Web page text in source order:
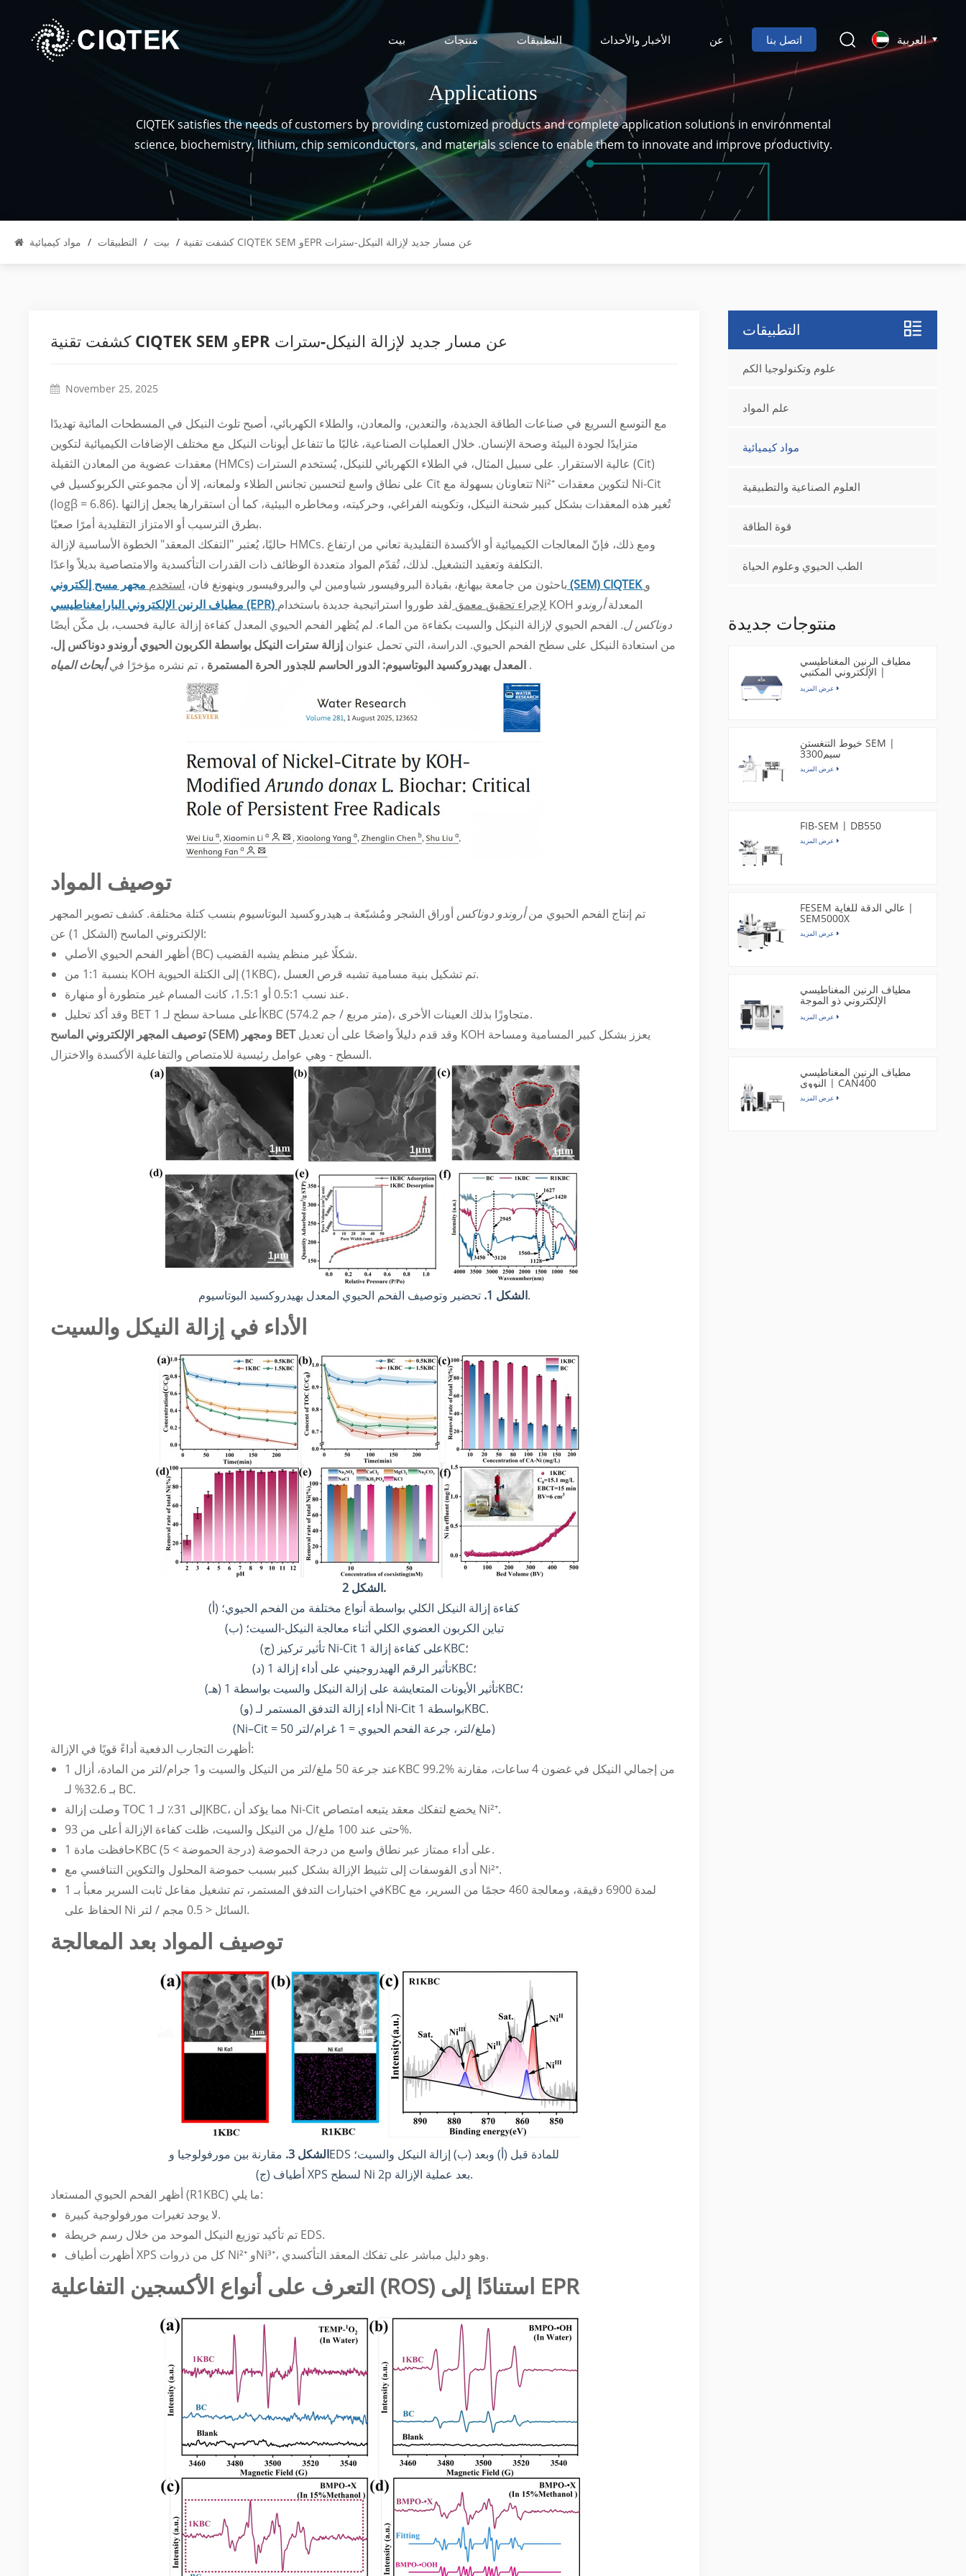
بيت منتجات التطبيقات الأخبار والأحداث عن اتصل بنا العربية
Applications
CIQTEK satisfies the needs of customers by providing customized products and complete application solutions in environmental
science, biochemistry, lithium, chip semiconductors, and materials science to enable them to innovate and improve productivity.
بيت / التطبيقات / مواد كيميائية / كشفت تقنية CIQTEK SEM وEPR عن مسار جديد لإزالة النيكل-سترات
كشفت تقنية CIQTEK SEM وEPR عن مسار جديد لإزالة النيكل-سترات
November 25, 2025
مع التوسع السريع في صناعات الطاقة الجديدة، والتعدين، والمعادن، والطلاء الكهربائي، أصبح تلوث النيكل في المسطحات المائية تهديدًا
متزايدًا لجودة البيئة وصحة الإنسان. خلال العمليات الصناعية، غالبًا ما تتفاعل أيونات النيكل مع مختلف الإضافات الكيميائية لتكوين
معقدات عضوية من المعادن الثقيلة (HMCs) عالية الاستقرار. على سبيل المثال، في الطلاء الكهربائي للنيكل، يُستخدم السترات (Cit)
على نطاق واسع لتحسين تجانس الطلاء ولمعانه، إلا أن مجموعتي الكربوكسيل في Cit تتعاونان بسهولة مع Ni²⁺ لتكوين معقدات Ni-Cit
(logβ = 6.86). تُغير هذه المعقدات بشكل كبير شحنة النيكل، وتكوينه الفراغي، وحركيته، ومخاطره البيئية، كما أن استقرارها يجعل إزالتها
بطرق الترسيب أو الامتزاز التقليدية أمرًا صعبًا.
حاليًا، يُعتبر "التفكك المعقد" الخطوة الأساسية لإزالة HMCs. ومع ذلك، فإنّ المعالجات الكيميائية أو الأكسدة التقليدية تعاني من ارتفاع
التكلفة وتعقيد التشغيل. لذلك، تُقدّم المواد متعددة الوظائف ذات القدرات التأكسدية والامتصاصية بديلاً واعدًا.
باحثون من جامعة بيهانغ، بقيادة البروفيسور شياومين لي والبروفيسور وينهونغ فان، استخدم مجهر مسح إلكتروني (SEM) CIQTEKو
مطياف الرنين الإلكتروني البارامغناطيسي (EPR)
لإجراء تحقيق معمق لقد طوروا استراتيجية جديدة باستخدام KOH المعدلةأروندو
دوناكس ل. الفحم الحيوي لإزالة النيكل والسيت بكفاءة من الماء. لم يُظهر الفحم الحيوي المعدل كفاءة إزالة عالية فحسب، بل مكّن أيضًا
من استعادة النيكل على سطح الفحم الحيوي. الدراسة، التي تحمل عنوان إزالة سترات النيكل بواسطة الكربون الحيوي أروندو دوناكس إل.
المعدل بهيدروكسيد البوتاسيوم: الدور الحاسم للجذور الحرة المستمرة ، تم نشره مؤخرًا في .
توصيف المواد
تم إنتاج الفحم الحيوي منأروندو دوناكس أوراق الشجر ومُشبّعة بـ هيدروكسيد البوتاسيوم بنسب كتلة مختلفة. كشف تصوير المجهر
الإلكتروني الماسح (الشكل 1) عن:
أظهر الفحم الحيوي الأصلي (BC) شكلًا غير منظم يشبه القضيب.
بنسبة 1:1 من KOH إلى الكتلة الحيوية (1KBC)، تم تشكيل بنية مسامية تشبه قرص العسل.
عند نسب 0.5:1 أو 1.5:1، كانت المسام غير متطورة أو منهارة.
وقد أكد تحليل BET أعلى مساحة سطح لـ 1KBC (574.2 متر مربع / جم)، متجاوزًا بذلك العينات الأخرى.
توصيف المجهر الإلكتروني الماسح (SEM) ومجهر BETوقد قدم دليلاً واضحًا على أن تعديل KOH يعزز بشكل كبير المسامية ومساحة
السطح - وهي عوامل رئيسية للامتصاص والتفاعلية الأكسدة والاختزال.
الشكل 1.تحضير وتوصيف الفحم الحيوي المعدل بهيدروكسيد البوتاسيوم.
الأداء في إزالة النيكل والسيت
الشكل 2.
(أ) كفاءة إزالة النيكل الكلي بواسطة أنواع مختلفة من الفحم الحيوي؛
(ب) تباين الكربون العضوي الكلي أثناء معالجة النيكل-السيت؛
(ج) تأثير تركيز Ni-Cit على كفاءة إزالة 1KBC؛
(د) تأثير الرقم الهيدروجيني على أداء إزالة 1KBC؛
(هـ) تأثير الأيونات المتعايشة على إزالة النيكل والسيت بواسطة 1KBC؛
(و) أداء إزالة التدفق المستمر لـ Ni-Cit بواسطة 1KBC.
(Ni–Cit = 50 ملغ/لتر، جرعة الفحم الحيوي = 1 غرام/لتر)
أظهرت التجارب الدفعية أداءً قويًا في الإزالة:
عند جرعة 50 ملغ/لتر من النيكل والسيت و1 جرام/لتر من المادة، أزال 1KBC 99.2% من إجمالي النيكل في غضون 4 ساعات، مقارنة
بـ 32.6% لـ BC.
وصلت إزالة TOC إلى 31٪ لـ 1KBC، مما يؤكد أن Ni-Cit يخضع لتفكك معقد يتبعه امتصاص Ni²⁺.
حتى عند 100 ملغ/ل من النيكل والسيت، ظلت كفاءة الإزالة أعلى من 93%.
حافظت مادة 1KBC على أداء ممتاز عبر نطاق واسع من درجة الحموضة (درجة الحموضة > 5).
أدى الفوسفات إلى تثبيط الإزالة بشكل كبير بسبب حموضة المحلول والتكوين التنافسي مع Ni²⁺.
في اختبارات التدفق المستمر، تم تشغيل مفاعل ثابت السرير معبأ بـ 1KBC لمدة 6900 دقيقة، ومعالجة 460 حجمًا من السرير، مع
الحفاظ على Ni السائل < 0.5 مجم / لتر.
توصيف المواد بعد المعالجة
الشكل 3.
مقارنة بين مورفولوجيا وEDS للمادة قبل (أ) وبعد (ب) إزالة النيكل والسيت؛
(ج) أطياف XPS لسطح Ni 2p بعد عملية الإزالة.
أظهر الفحم الحيوي المستعاد (R1KBC) ما يلي:
لا يوجد تغيرات مورفولوجية كبيرة.
تم تأكيد توزيع النيكل الموحد من خلال رسم خريطة EDS.
أظهرت أطياف XPS كل من ذروات Ni²⁺ وNi³⁺، وهو دليل مباشر على تفكك المعقد التأكسدي.
التعرف على أنواع الأكسجين التفاعلية (ROS) استنادًا إلى EPR
التطبيقات
علوم وتكنولوجيا الكم
علم المواد
مواد كيميائية
العلوم الصناعية والتطبيقية
قوة الطاقة
الطب الحيوي وعلوم الحياة
منتوجات جديدة
مطياف الرنين المغناطيسي
الإلكتروني المكتبي |
EPR200M
عرض المزيد
خيوط التنغستن SEM |
سيم3300
عرض المزيد
FIB-SEM | DB550
عرض المزيد
FESEM عالي الدقة للغاية |
SEM5000X
عرض المزيد
مطياف الرنين المغناطيسي
الإلكتروني ذو الموجة
المستمرة بنطاق X | EPR300 عرض المزيد
مطياف الرنين المغناطيسي
النووي | CAN400
عرض المزيد